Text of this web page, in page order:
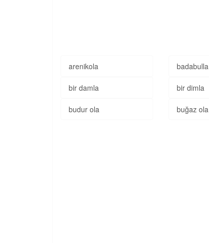
arenikola badabulla
bir damla bir dimla
budur ola buğaz ola